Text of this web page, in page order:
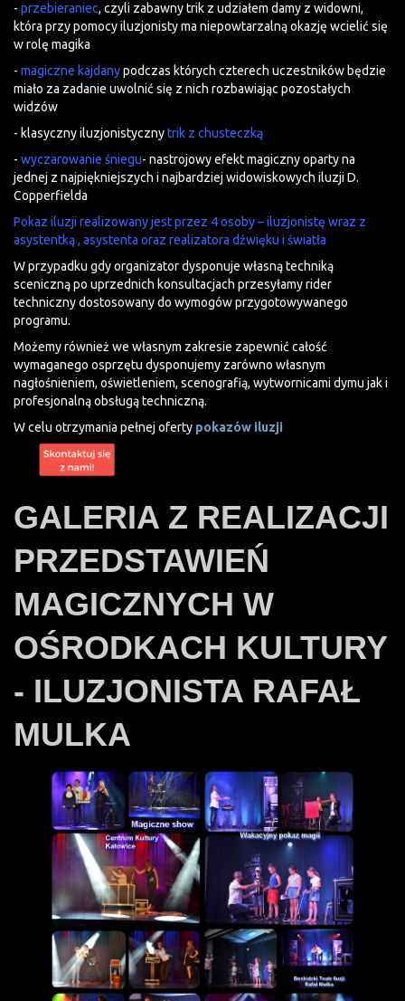
- przebieraniec, czyli zabawny trik z udziałem damy z widowni,
która przy pomocy iluzjonisty ma niepowtarzalną okazję wcielić się
w rolę magika
- magiczne kajdanypodczas których czterech uczestników będzie
miało za zadanie uwolnić się z nich rozbawiając pozostałych
widzów
- klasyczny iluzjonistycznytrik z chusteczką
- wyczarowanie śniegu- nastrojowy efekt magiczny oparty na
jednej z najpiękniejszych i najbardziej widowiskowych iluzji D.
Copperfielda
Pokaz iluzji realizowany jest przez 4 osoby – iluzjonistę wraz z
asystentką , asystenta oraz realizatora dźwięku i światła
W przypadku gdy organizator dysponuje własną techniką
sceniczną po uprzednich konsultacjach przesyłamy rider
techniczny dostosowany do wymogów przygotowywanego
programu.
Możemy również we własnym zakresie zapewnić całość
wymaganego osprzętu dysponujemy zarówno własnym
nagłośnieniem, oświetleniem, scenografią, wytwornicami dymu jak i
profesjonalną obsługą techniczną.
W celu otrzymania pełnej oferty pokazów iluzji
GALERIA Z REALIZACJI
PRZEDSTAWIEŃ
MAGICZNYCH W
OŚRODKACH KULTURY
- ILUZJONISTA RAFAŁ
MULKA